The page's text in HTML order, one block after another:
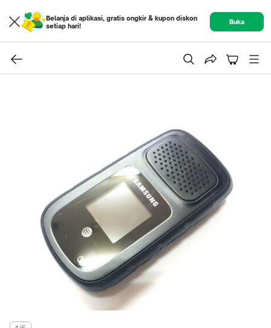
Belanja di aplikasi, gratis ongkir & kupon diskon
setiap hari!
Buka